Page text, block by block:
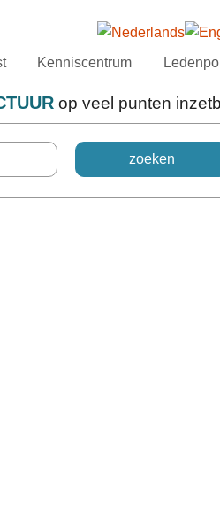
Kenniscentrum
op veel punten